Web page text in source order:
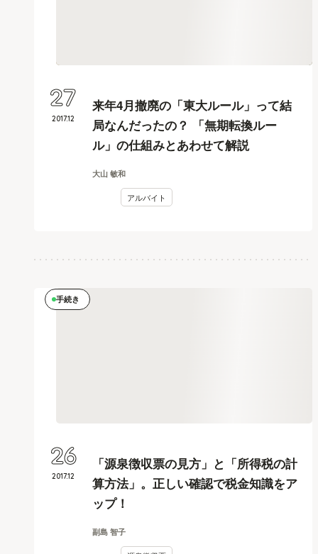
来年4月撤廃の「東大ルール」って結
局なんだったの？ 「無期転換ルー
ル」の仕組みとあわせて解説
大山 敏和
アルバイト
2017.12
27
手続き
「源泉徴収票の見方」と「所得税の計
算方法」。正しい確認で税金知識をア
ップ！
副島 智子
2017.12
26